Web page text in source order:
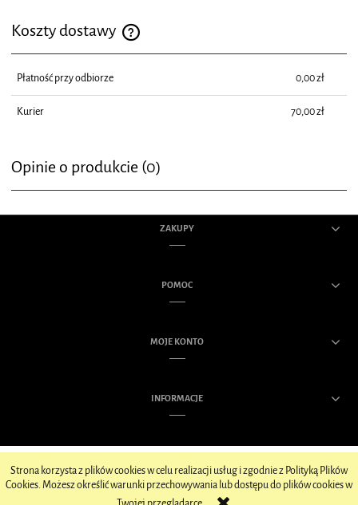
Strona korzysta z plików cookies w celu realizacji usług i zgodnie z Polityką Plików
Cookies. Możesz określić warunki przechowywania lub dostępu do plików cookies w
Koszty dostawy
Cena nie zawiera ewentualnych kosztów płatności
Płatność przy odbiorze 0,00 zł
Kurier 70,00 zł
Opinie o produkcie (0)
ZAKUPY
POMOC
MOJE KONTO
INFORMACJE
POKAŻ PEŁNĄ WERSJĘ STRONY